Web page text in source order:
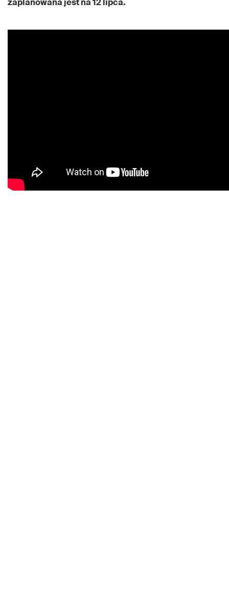
zaplanowana jest na 12 lipca.